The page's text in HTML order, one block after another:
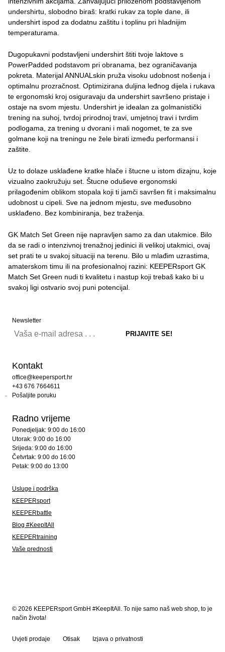
undershirtu, slobodno biraš: kratki rukav za tople dane, ili
undershirt ispod za dodatnu zaštitu i toplinu pri hladnijim
temperaturama.
Dugорukavni podstavljeni undershirt štiti tvoje laktove s
PowerPadded podstavom pri obranama, bez ograničavanja
pokreta. Materijal ANNUALskin pruža visoku udobnost nošenja i
optimalnu prozračnost. Optimizirana duljina leđnog dijela i rukava
te ergonomski kroj osiguravaju da undershirt savršeno pristaje i
ostaje na svom mjestu. Undershirt je idealan za golmanistički
trening na suhoj, tvrdoj prirodnoj travi, umjetnoj travi i tvrdim
podlogama, za trening u dvorani i mali nogomet, te za sve
golmane koji na treningu ne žele birati između performansi i
zaštite.
Uz to dolaze usklađene kratke hlače i štucne u istom dizajnu, koje
vizualno zaokružuju set. Štucne oduševe ergonomski
prilagođenim oblikom stopala koji ti jamči savršen fit i maksimalnu
udobnost u cipeli. Sve na jednom mjestu, sve međusobno
usklađeno. Bez kombiniranja, bez traženja.
GK Match Set Green nije napravljen samo za dan utakmice. Bilo
da se radi o intenzivnoj trenažnoj jedinici ili velikoj utakmici, ovaj
set prati te u svakoj situaciji na terenu. Bilo u mlađim uzrastima,
amaterskom timu ili na profesionalnoj razini: KEEPERsport GK
Match Set Green nudi ti kvalitetu i nastup koji trebaš kako bi u
svakoj ligi ostvario svoj puni potencijal.
Newsletter
Kontakt
office@keepersport.hr
+43 676 7664611
Pošaljite poruku
Radno vrijeme
Ponedjeljak: 9:00 do 16:00
Utorak: 9:00 do 16:00
Srijeda: 9:00 do 16:00
Četvrtak: 9:00 do 16:00
Petak: 9:00 do 13:00
Usluge i podrška
KEEPERsport
KEEPERbattle
Blog #KeepItAll
KEEPERtraining
Vaše prednosti
© 2026 KEEPERsport GmbH #KeepItAll. To nije samo naš web shop, to je
način života!
Uvjeti prodaje Otisak Izjava o privatnosti